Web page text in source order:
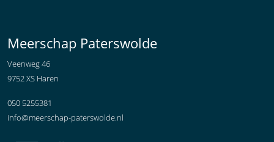
Meerschap Paterswolde
Veenweg 46
9752 XS Haren
050 5255381
info@meerschap-paterswolde.nl